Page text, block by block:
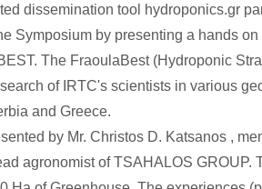
dissemination tool hydroponics.gr
Symposium by presenting a hands
The FraoulaBest (Hydroponic
of IRTC's scientists in various
and Greece.
by Mr. Christos D. Katsanos ,
agronomist of TSAHALOS GROUP.